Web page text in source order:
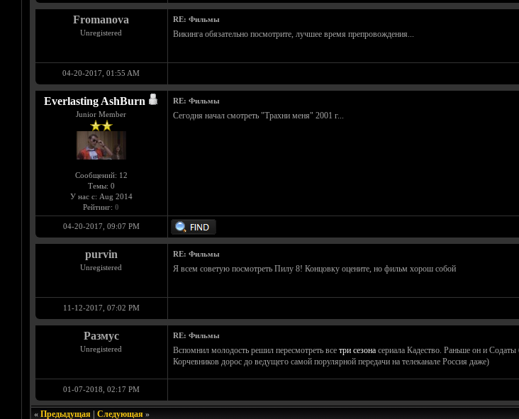
Fromanova
Unregistered
RE: Фильмы
Викинга обязательно посмотрите, лучшее время препровождения...
04-20-2017, 01:55 AM
Everlasting AshBurn
Junior Member
Сообщений: 12
Темы: 0
У нас с: Aug 2014
Рейтинг: 0
RE: Фильмы
Сегодня начал смотреть "Трахни меня" 2001 г...
04-20-2017, 09:07 PM
purvin
Unregistered
RE: Фильмы
Я всем советую посмотреть Пилу 8! Концовку оцените, но фильм хорош собой
11-12-2017, 07:02 PM
Размус
Unregistered
RE: Фильмы
Вспомнил молодость решил пересмотреть все три сезонасериала Кадество. Раньше он и
Корчевников дорос до ведущего самой порулярной передачи на телеканале Россия даже)
01-07-2018, 02:17 PM
« Предыдущая| Следующая»